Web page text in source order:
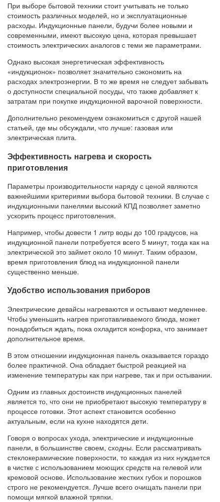
При выборе бытовой техники стоит учитывать не только
стоимость различных моделей, но и эксплуатационные
расходы. Индукционные панели, будучи более новыми и
современными, имеют высокую цена, которая превышает
стоимость электрических аналогов с теми же параметрами.
Однако высокая энергетическая эффективность
«индукционок» позволяет значительно сэкономить на
расходах электроэнергии. В то же время не следует забывать
о доступности специальной посуды, что также добавляет к
затратам при покупке индукционной варочной поверхности.
Дополнительно рекомендуем ознакомиться с другой нашей
статьей, где мы обсуждали, что лучше: газовая или
электрическая плита.
Эффективность нагрева и скорость
приготовления
Параметры производительности наряду с ценой являются
важнейшими критериями выбора бытовой техники. В случае с
индукционными панелями высокий КПД позволяет заметно
ускорить процесс приготовления.
Например, чтобы довести 1 литр воды до 100 градусов, на
индукционной панели потребуется всего 5 минут, тогда как на
электрической это займет около 10 минут. Таким образом,
время приготовления блюд на индукционной панели
существенно меньше.
Удобство использования приборов
Электрические девайсы нагреваются и остывают медленнее.
Чтобы уменьшить нагрев приготавливаемого блюда, может
понадобиться ждать, пока охладится конфорка, что занимает
дополнительное время.
В этом отношении индукционная панель оказывается гораздо
более практичной. Она обладает быстрой реакцией на
изменение температуры как при нагреве, так и при остывании.
Одним из главных достоинств индукционных панелей
является то, что они не приобретают высокую температуру в
процессе готовки. Этот аспект становится особенно
актуальным, если на кухне находятся дети.
Говоря о вопросах ухода, электрические и индукционные
панели, в большинстве своем, сходны. Если рассматривать
стеклокерамические поверхности, то каждая из них нуждается
в чистке с использованием моющих средств на гелевой или
кремовой основе. Использование жестких губок и порошков
строго не рекомендуется. Лучше всего очищать панели при
помощи мягкой влажной тряпки.